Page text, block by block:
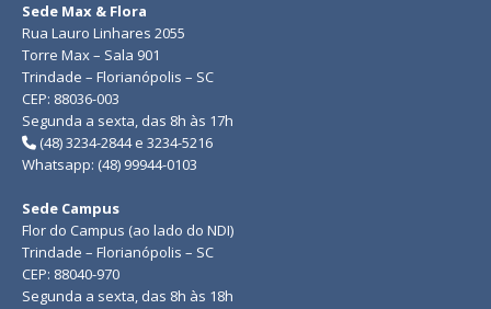
Sede Max & Flora
Rua Lauro Linhares 2055
Torre Max – Sala 901
Trindade – Florianópolis – SC
CEP: 88036-003
Segunda a sexta, das 8h às 17h
(48) 3234-2844 e 3234-5216
Whatsapp: (48) 99944-0103
Sede Campus
Flor do Campus (ao lado do NDI)
Trindade – Florianópolis – SC
CEP: 88040-970
Segunda a sexta, das 8h às 18h